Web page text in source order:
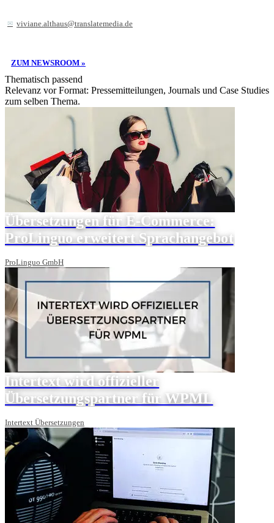
viviane.althaus@translatemedia.de
ZUM NEWSROOM »
Thematisch passend
Relevanz vor Format: Pressemitteilungen, Journals und Case Studies
zum selben Thema.
Übersetzungen für E-Commerce:
ProLinguo erweitert Sprachangebot
ProLinguo GmbH
Intertext wird offizieller
Übersetzungspartner für WPML
Intertext Übersetzungen